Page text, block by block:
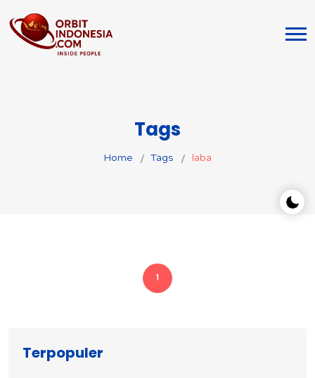
Tags
Home Tags laba
1
Terpopuler